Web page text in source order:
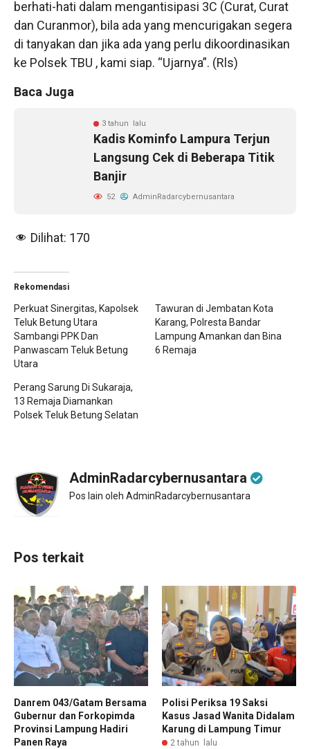
berhati-hati dalam mengantisipasi 3C (Curat, Curat
dan Curanmor), bila ada yang mencurigakan segera
di tanyakan dan jika ada yang perlu dikoordinasikan
ke Polsek TBU , kami siap. “Ujarnya”. (Rls)
Baca Juga
3 tahun lalu
Kadis Kominfo Lampura Terjun
Langsung Cek di Beberapa Titik
Banjir
52 AdminRadarcybernusantara
Dilihat: 170
Rekomendasi
Perkuat Sinergitas, Kapolsek
Teluk Betung Utara
Sambangi PPK Dan
Panwascam Teluk Betung
Utara
Tawuran di Jembatan Kota
Karang, Polresta Bandar
Lampung Amankan dan Bina
6 Remaja
Perang Sarung Di Sukaraja,
13 Remaja Diamankan
Polsek Teluk Betung Selatan
AdminRadarcybernusantara
Pos lain oleh AdminRadarcybernusantara
Pos terkait
Danrem 043/Gatam Bersama
Gubernur dan Forkopimda
Provinsi Lampung Hadiri
Panen Raya
Polisi Periksa 19 Saksi
Kasus Jasad Wanita Didalam
Karung di Lampung Timur
2 tahun lalu